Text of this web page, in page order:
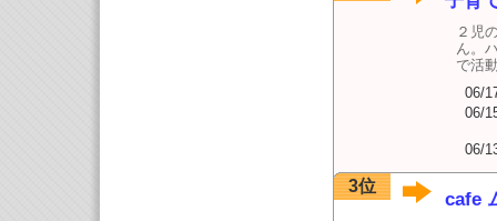
２児
ん。
で活
06/
06/
06/
3位
cafe